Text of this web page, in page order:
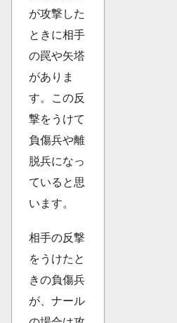
が攻撃した
ときに相手
の罠や矢塔
がありま
す。この反
撃をうけて
負傷兵や離
脱兵になっ
ていると思
います。
相手の反撃
をうけたと
きの負傷兵
が、ナール